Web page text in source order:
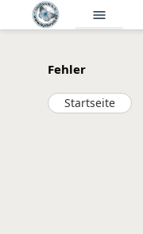
menu
Fehler
Startseite